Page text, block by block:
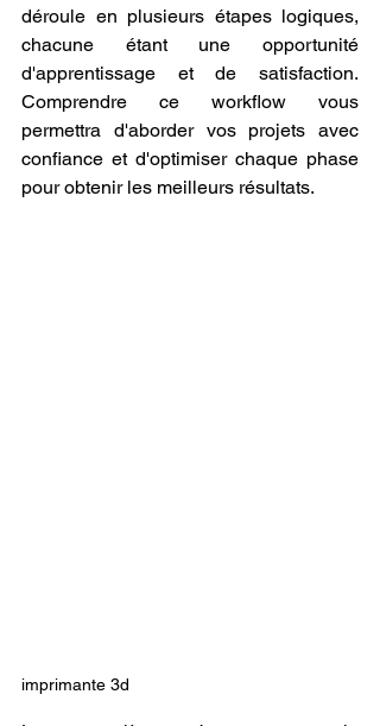
déroule en plusieurs étapes logiques,
chacune étant une opportunité
d'apprentissage et de satisfaction.
Comprendre ce workflow vous
permettra d'aborder vos projets avec
confiance et d'optimiser chaque phase
pour obtenir les meilleurs résultats.
imprimante 3d